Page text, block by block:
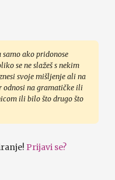
ako pridonose
se ne slažeš s nekim
svoje mišljenje ali na
odnosi na gramatičke ili
ili bilo što drugo što
Prijavi se?